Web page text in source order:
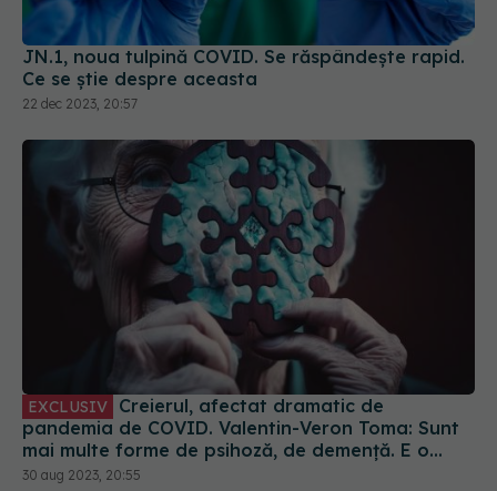
JN.1, noua tulpină COVID. Se răspândește rapid.
Ce se știe despre aceasta
22 dec 2023, 20:57
pandemia de COVID. Valentin-Veron Toma: Sunt
mai multe forme de psihoză, de demență. E o
accelerare a unor fenomene care păreau să fie
într-un ritm mai lent
30 aug 2023, 20:55